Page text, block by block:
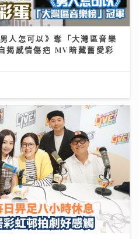
人怎可以》奪「大灣區音樂
揭感情傷疤 MV暗藏舊愛彩